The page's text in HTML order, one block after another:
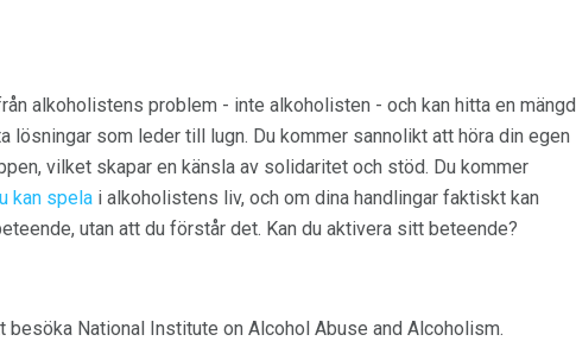
alkoholistens problem - inte alkoholisten - och kan hitta en mängd
lösningar som leder till lugn. Du kommer sannolikt att höra din egen
vilket skapar en känsla av solidaritet och stöd. Du kommer
kan spela i alkoholistens liv, och om dina handlingar faktiskt kan
utan att du förstår det. Kan du aktivera sitt beteende?
besöka National Institute on Alcohol Abuse and Alcoholism.